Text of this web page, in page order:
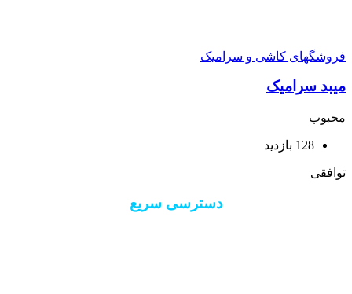
فروشگهای کاشی و سرامیک
میبد سرامیک
محبوب
128 بازدید
توافقی
دسترسی سریع